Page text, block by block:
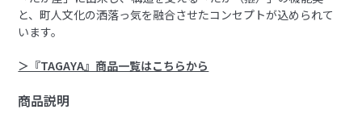
と、町人文化の洒落っ気を融合させたコンセプトが込められて
います。
＞『TAGAYA』商品一覧はこちらから
商品説明